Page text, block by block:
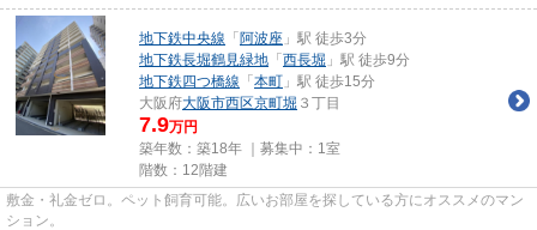
地下鉄中央線 「 阿波座 」駅 徒歩3分
地下鉄長堀鶴見緑地 「 西長堀 」駅 徒歩9分
地下鉄四つ橋線 「 本町 」駅 徒歩15分
大阪府大阪市西区京町堀 ３丁目
7.9万円
築年数：築18年 ｜募集中： 1室
階数：12階建
敷金・礼金ゼロ。ペット飼育可能。広いお部屋を探している方にオススメのマン
ション。